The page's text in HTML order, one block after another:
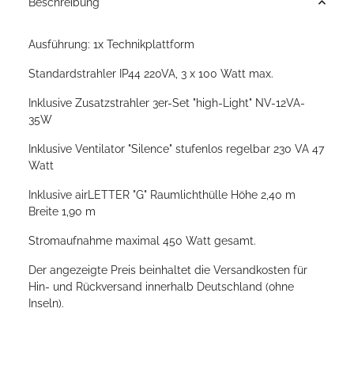
Ausführung: 1x Technikplattform
Standardstrahler IP44 220VA, 3 x 100 Watt max.
Inklusive Zusatzstrahler 3er-Set "high-Light" NV-12VA-
35W
Inklusive Ventilator "Silence" stufenlos regelbar 230 VA 47
Watt
Inklusive airLETTER "G" Raumlichthülle Höhe 2,40 m
Breite 1,90 m
Stromaufnahme maximal 450 Watt gesamt.
Der angezeigte Preis beinhaltet die Versandkosten für
Hin- und Rückversand innerhalb Deutschland (ohne
Inseln).